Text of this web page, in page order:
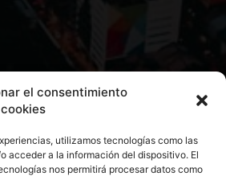
el consentimiento
utilizamos tecnologías como las
acceder a la información del dispositivo. El
nos permitirá procesar datos como